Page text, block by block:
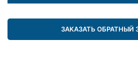
ЗАКАЗАТЬ ОБРАТНЫЙ